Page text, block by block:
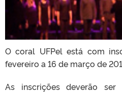
O coral UFPel está com
fevereiro a 16 de março de
As inscrições deverão